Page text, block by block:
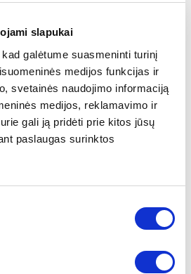
slapukai
galėtume suasmeninti turinį
medijos funkcijas ir
svetainės naudojimo informaciją
medijos, reklamavimo ir
gali ją pridėti prie kitos jūsų
paslaugas surinktos
course in Breast Enhancement“,
plastinėje chirurgijoje“,
ir diagnostikos naujovės
Danija.
ligoninėje, Vokietija.
Vokietija.
Kryžiaus ligoninėje.